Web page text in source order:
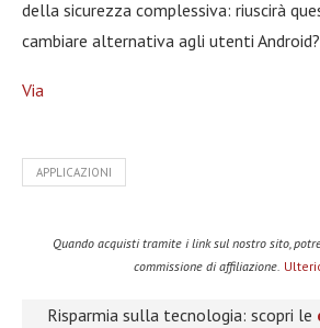
della sicurezza complessiva: riuscirà
cambiare alternativa agli utenti Android?
Via
APPLICAZIONI
Quando acquisti tramite i link sul nostro sito,
commissione di affiliazione.
Risparmia sulla tecnologia: scopri le